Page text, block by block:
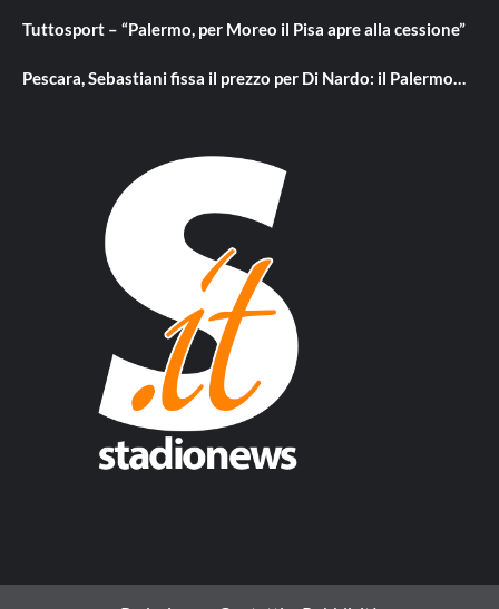
Tuttosport – “Palermo, per Moreo il Pisa apre alla cessione”
Pescara, Sebastiani fissa il prezzo per Di Nardo: il Palermo…